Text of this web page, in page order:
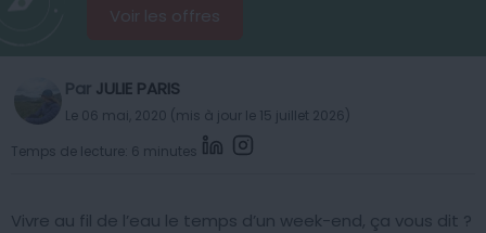
Voir les offres
Par JULIE PARIS
Le 06 mai, 2020 (mis à jour le 15 juillet 2026)
Temps de lecture: 6 minutes
Vivre au fil de l’eau le temps d’un week-end, ça vous dit ?